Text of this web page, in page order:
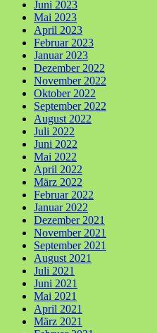
Juni 2023
Mai 2023
April 2023
Februar 2023
Januar 2023
Dezember 2022
November 2022
Oktober 2022
September 2022
August 2022
Juli 2022
Juni 2022
Mai 2022
April 2022
März 2022
Februar 2022
Januar 2022
Dezember 2021
November 2021
September 2021
August 2021
Juli 2021
Juni 2021
Mai 2021
April 2021
März 2021